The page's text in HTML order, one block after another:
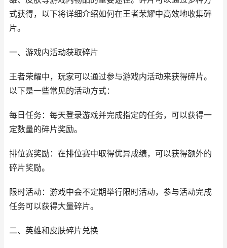
式获得，以下将详细介绍如何在王者荣耀中高效地收集碎
片。
一、游戏内活动获取碎片
王者荣耀中，玩家可以通过参与游戏内活动来获得碎片。
以下是一些常见的活动方式：
每日任务：每天登录游戏并完成指定的任务，可以获得一
定数量的碎片奖励。
排位赛奖励：在排位赛中取得优异成绩，可以获得额外的
碎片奖励。
限时活动：游戏中会不定期举行限时活动，参与活动完成
任务可以获得大量碎片。
二、英雄和皮肤碎片兑换